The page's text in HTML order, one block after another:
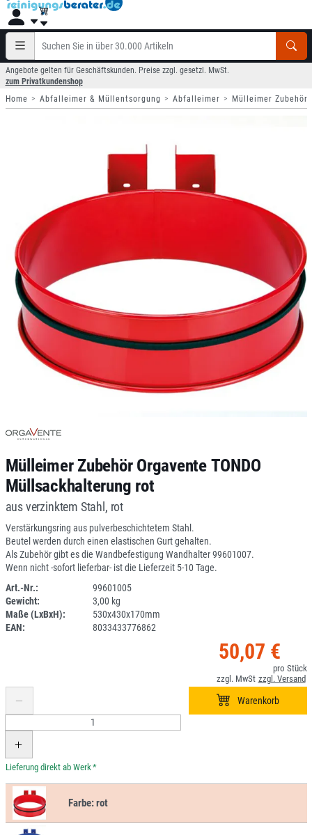
Angebote gelten für Geschäftskunden. Preise zzgl. gesetzl. MwSt.
zum Privatkundenshop
Home
Abfalleimer & Müllentsorgung Abfalleimer Mülleimer Zubehör
Mülleimer Zubehör Orgavente TONDO
Müllsackhalterung rot
aus verzinktem Stahl, rot
Verstärkungsring aus pulverbeschichtetem Stahl.
Beutel werden durch einen elastischen Gurt gehalten.
Als Zubehör gibt es die Wandbefestigung Wandhalter 99601007.
Wenn nicht -sofort lieferbar- ist die Lieferzeit 5-10 Tage.
Art.-Nr.:
99601005
Gewicht:
3,00 kg
Maße (LxBxH):
530x430x170mm
EAN:
8033433776862
50,07 €
*
Farbe:rot